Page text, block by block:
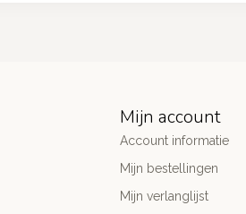
Mijn account
Account informatie
Mijn bestellingen
Mijn verlanglijst